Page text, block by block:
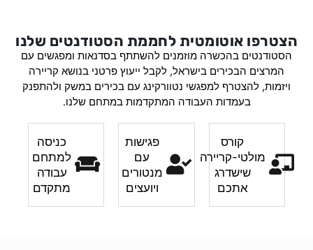
הצטרפו אוטומטית לחממת הסטודנטים שלנו
הסטודנטים בהכשרה מוזמנים להשתתף בסדנאות ומפגשים עם
המרצים הבכירים בישראל, לקבל ייעוץ פרטני בנושא קריירה
ויזמות, להצטרף למפגשי נטוורקינג עם בכירים במשק ולהתפנק
בעמדות העבודה המתקדמות במתחם שלנו.
קורס
מולטי-קריירה
שישדרג
אתכם
פגישות
עם
מנטורים
ויועצים
כניסה
למתחם
עבודה
מתקדם